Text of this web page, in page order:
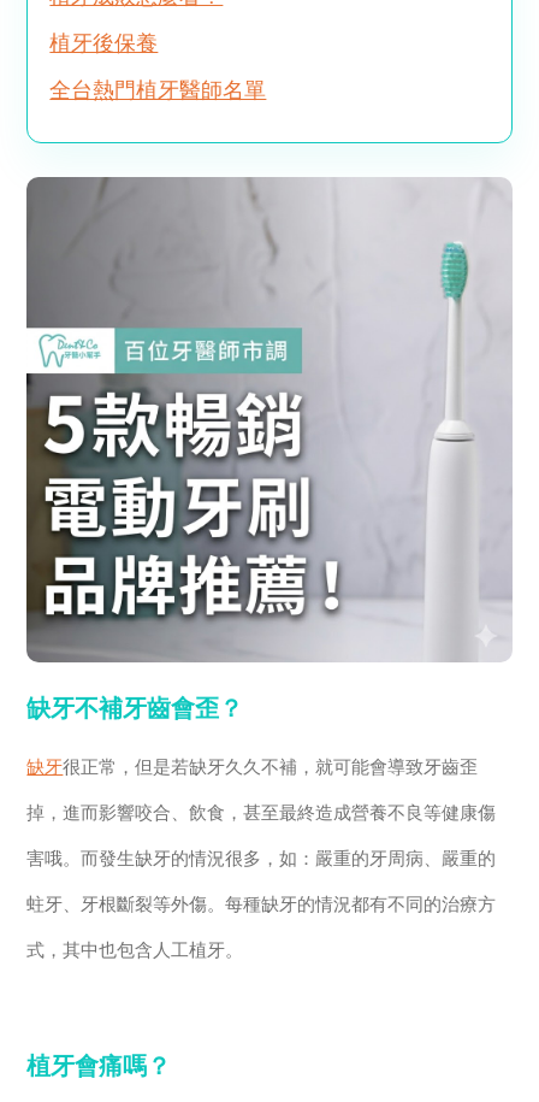
植牙後保養
全台熱門植牙醫師名單
缺牙不補牙齒會歪？
缺牙很正常，但是若缺牙久久不補，就可能會導致牙齒歪
掉，進而影響咬合、飲食，甚至最終造成營養不良等健康傷
害哦。而發生缺牙的情況很多，如：嚴重的牙周病、嚴重的
蛀牙、牙根斷裂等外傷。每種缺牙的情況都有不同的治療方
式，其中也包含人工植牙。
植牙會痛嗎？